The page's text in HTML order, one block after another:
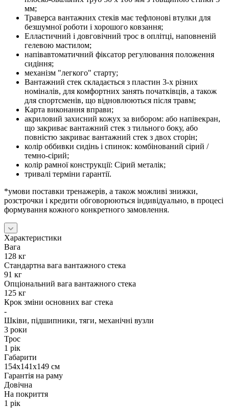
мм;
Траверса вантажних стеків має тефлонові втулки для
безшумної роботи і хорошого ковзання;
Елластичний і довговічний трос в оплітці, наповненій
гелевою мастилом;
напівавтоматичний фіксатор регулювання положення
сидіння;
механізм "легкого" старту;
Вантажний стек складається з пластин 3-х різних
номіналів, для комфортних занять початківців, а також
для спортсменів, що відновлюються після травм;
Карта виконання вправи;
акриловий захисний кожух за вибором: або напівекран,
що закриває вантажний стек з тильного боку, або
повністю закриває вантажний стек з двох сторін;
колір оббивки сидінь і спинок: комбінований сірий /
темно-сірий;
колір рамної конструкції: Сірий металік;
тривалі терміни гарантії.
*умови поставки тренажерів, а також можливі знижки,
розстрочки і кредити обговорюються індивідуально, в процесі
формування кожного конкретного замовлення.
Характеристики
Вага
128 кг
Стандартна вага вантажного стека
91 кг
Опціональний вага вантажного стека
125 кг
Крок зміни основних ваг стека
-
Шківи, підшипники, тяги, механічні вузли
3 роки
Трос
1 рік
Габарити
154х141х149 см
Гарантія на раму
Довічна
На покриття
1 рік